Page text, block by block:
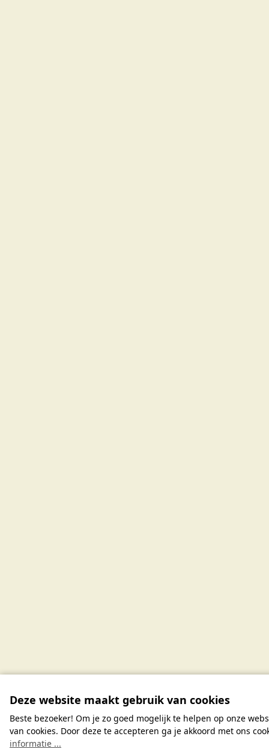
Deze website maakt gebruik van cookies
Beste bezoeker! Om je zo goed mogelijk te helpen op onze
van cookies. Door deze te accepteren ga je akkoord met ons
informatie ...